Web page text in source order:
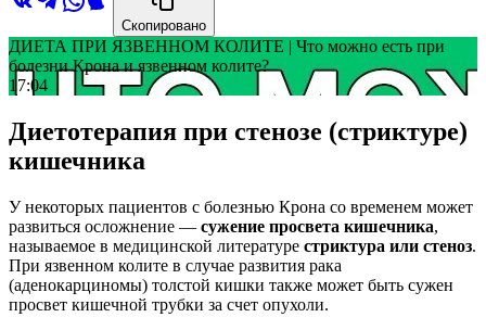
Скопировано
ДИЕТА ПРИ ЯЗВЕННОМ КОЛИТЕ | Что можно есть при
болезни Крона и язвенном колите?
17:04
Диетотерапия при стенозе (стриктуре)
кишечника
У некоторых пациентов с болезнью Крона со временем может
развиться осложнение — сужение просвета кишечника,
называемое в медицинской литературе стриктура или стеноз.
При язвенном колите в случае развития рака
(аденокарциномы) толстой кишки также может быть сужен
просвет кишечной трубки за счет опухоли.